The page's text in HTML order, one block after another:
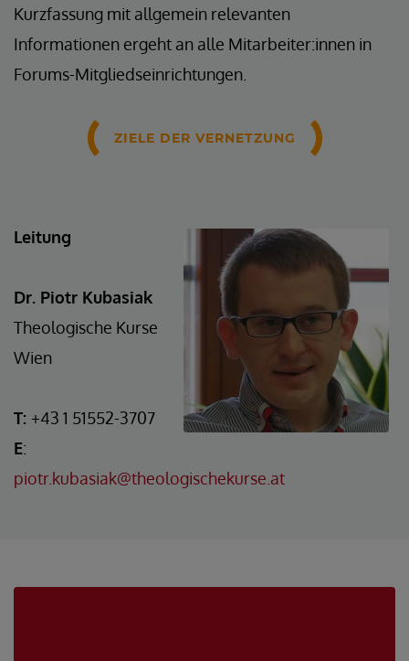
Kurzfassung mit allgemein relevanten
Informationen ergeht an alle Mitarbeiter:innen in
Forums-Mitgliedseinrichtungen.
ZIELE DER VERNETZUNG
Leitung
Dr. Piotr Kubasiak
Theologische Kurse
Wien
T: +43 1 51552-3707
E:
piotr.kubasiak@theologischekurse.at